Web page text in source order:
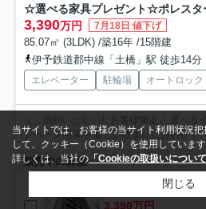
3,390万円 7月18日 値下げ
85.07㎡ (3LDK) /築16年 /15階建
伊予鉄道郡中線「土橋」駅 徒歩14分
エレベーター 駐輪場 オートロック
＼ご成約いただいたお客様限定／ 選べる
ンペーン開催中 新しい住まいに合わせて
販売中の部屋
3,390万円
当サイトでは、お客様の当サイト利用状況
して、クッキー（Cookie）を使用しています
詳しくは、当社の 「Cookieの取扱いについて
閉じる